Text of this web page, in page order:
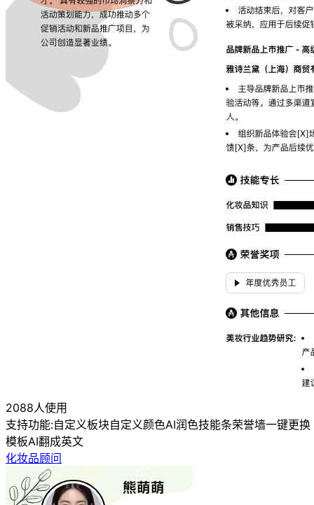
2088人使用
支持功能:自定义板块自定义颜色AI润色技能条荣誉墙一键更换
模板AI翻成英文
化妆品顾问